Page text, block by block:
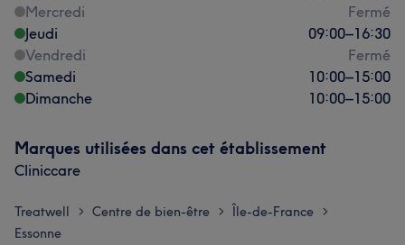
Mercredi
Fermé
Jeudi
09:00–16:30
Vendredi
Fermé
Samedi
10:00–15:00
Dimanche
10:00–15:00
Marques utilisées dans cet établissement
Cliniccare
Treatwell > Centre de bien-être > Île-de-France >
Essonne